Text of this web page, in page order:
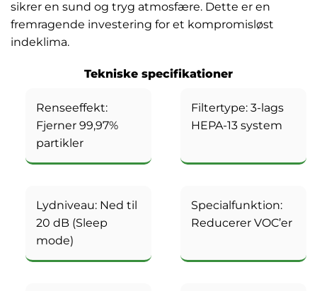
sikrer en sund og tryg atmosfære. Dette er en
fremragende investering for et kompromisløst
indeklima.
Tekniske specifikationer
Renseeffekt:
Fjerner 99,97%
partikler
Filtertype: 3-lags
HEPA-13 system
Lydniveau: Ned til
20 dB (Sleep
mode)
Specialfunktion:
Reducerer VOC’er